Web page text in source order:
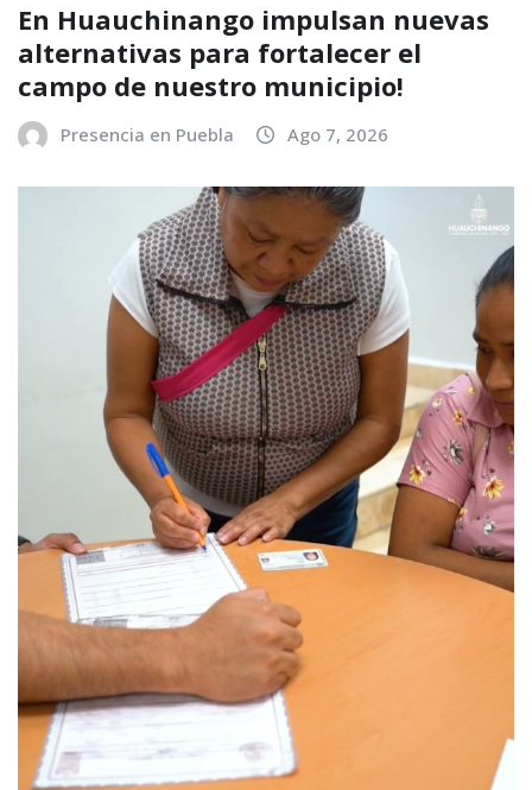
En Huauchinango impulsan nuevas
alternativas para fortalecer el
campo de nuestro municipio!
Presencia en Puebla Ago 7, 2026